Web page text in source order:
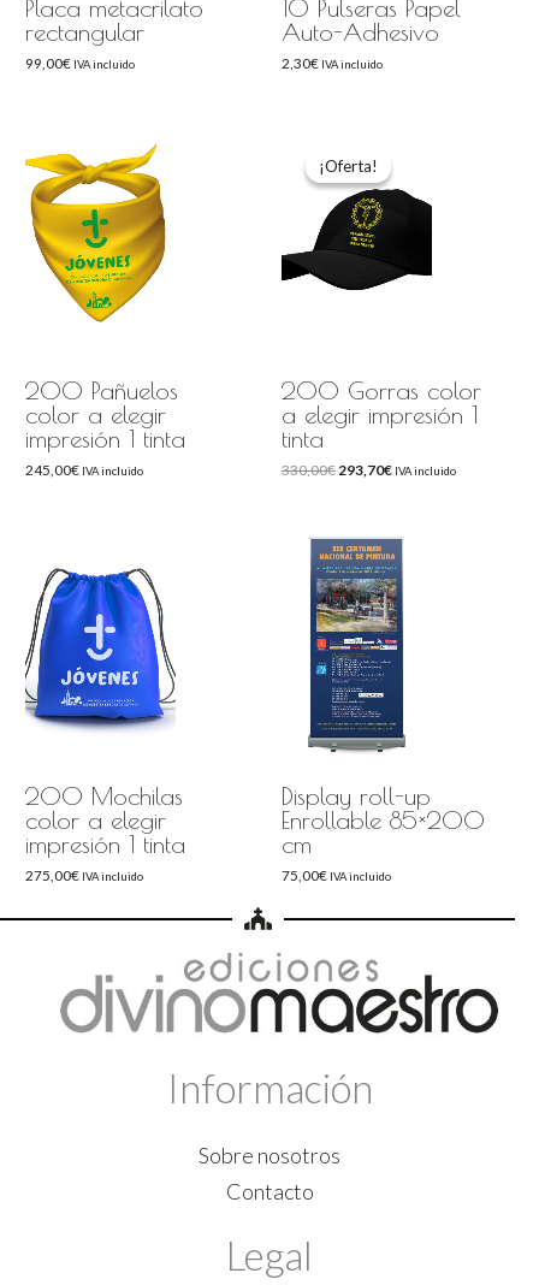
Placa metacrilato
rectangular
99,00€ IVA incluido
10 Pulseras Papel
Auto-Adhesivo
2,30€ IVA incluido
200 Pañuelos
color a elegir
impresión 1 tinta
245,00€ IVA incluido
¡Oferta!
¡Oferta!
200 Gorras color
a elegir impresión 1
tinta
330,00€
original
era:
330,00€.
293,70€ IVA incluido
200 Mochilas
color a elegir
impresión 1 tinta
275,00€ IVA incluido
Display roll-up
Enrollable 85×200
cm
75,00€ IVA incluido
Información
Sobre nosotros
Contacto
Legal